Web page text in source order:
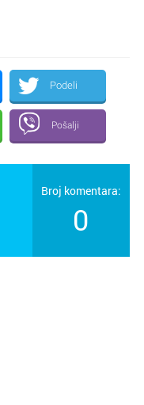
Podeli
Pošalji
Broj komentara:
0